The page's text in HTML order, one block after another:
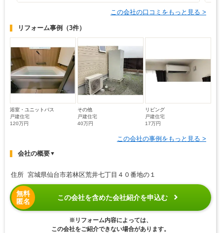
この会社の口コミをもっと見る >
リフォーム事例 （3件）
浴室・ユニットバス
戸建住宅
120万円
その他
戸建住宅
40万円
リビング
戸建住宅
17万円
この会社の事例をもっと見る >
会社の概要▼
住所 宮城県仙台市若林区荒井七丁目４０番地の１
無料
匿名
この会社を含めた会社紹介を申込む
※リフォーム内容によっては、
この会社をご紹介できない場合があります。